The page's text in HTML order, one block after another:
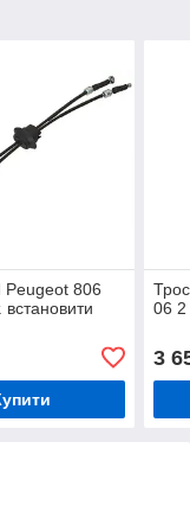
806
06 2
3